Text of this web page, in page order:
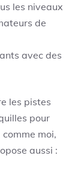
les niveaux
de
avec des
les pistes
pour
moi,
aussi :